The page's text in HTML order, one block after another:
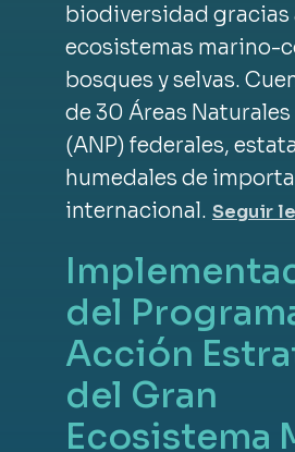
biodiversidad gracias
ecosistemas marino-
bosques y selvas.
de 30 Áreas
(ANP) federales,
humedales de
internacional. Seguir
del
Acción
del Gran
Ecosistema